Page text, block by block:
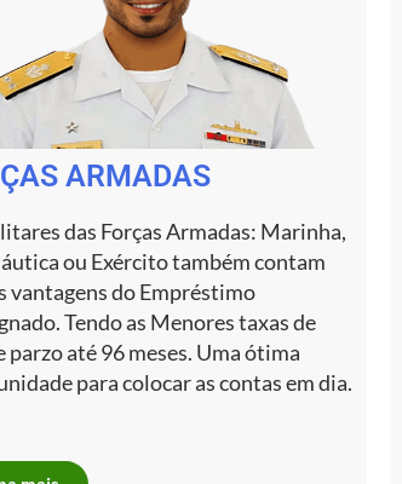
ARMADAS
das Forças Armadas: Marinha,
ou Exército também contam
vantagens do Empréstimo
Tendo as Menores taxas de
parzo até 96 meses. Uma ótima
para colocar as contas em dia.